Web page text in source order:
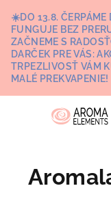
obsah
☀️DO 13.8. ČERPÁME
FUNGUJE BEZ
ZAČNEME S
DARČEK PRE VÁS:
TRPEZLIVOSŤ VÁM
MALÉ PREKVAPENIE!